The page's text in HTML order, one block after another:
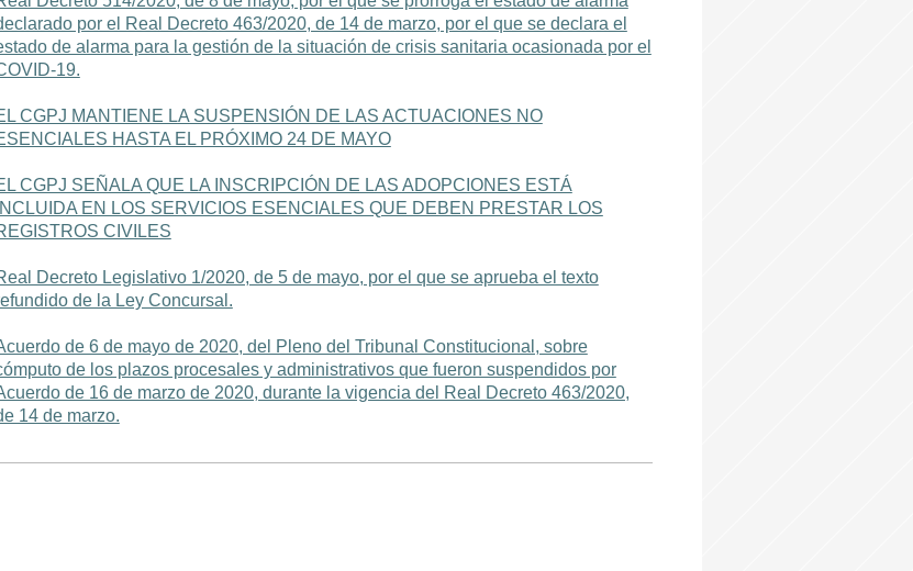
por el Real Decreto 463/2020, de 14 de marzo, por el que se declara el
de alarma para la gestión de la situación de crisis sanitaria ocasionada por el
19.
CGPJ MANTIENE LA SUSPENSIÓN DE LAS ACTUACIONES NO
HASTA EL PRÓXIMO 24 DE MAYO
CGPJ SEÑALA QUE LA INSCRIPCIÓN DE LAS ADOPCIONES ESTÁ
INCLUIDA EN LOS SERVICIOS ESENCIALES QUE DEBEN PRESTAR LOS
CIVILES
Decreto Legislativo 1/2020, de 5 de mayo, por el que se aprueba el texto
de la Ley Concursal.
de 6 de mayo de 2020, del Pleno del Tribunal Constitucional, sobre
de los plazos procesales y administrativos que fueron suspendidos por
de 16 de marzo de 2020, durante la vigencia del Real Decreto 463/2020,
14 de marzo.